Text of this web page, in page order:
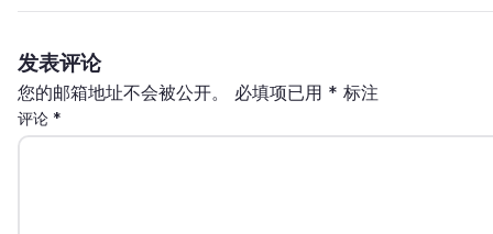
发表评论
您的邮箱地址不会被公开。 必填项已用 * 标注
评论 *